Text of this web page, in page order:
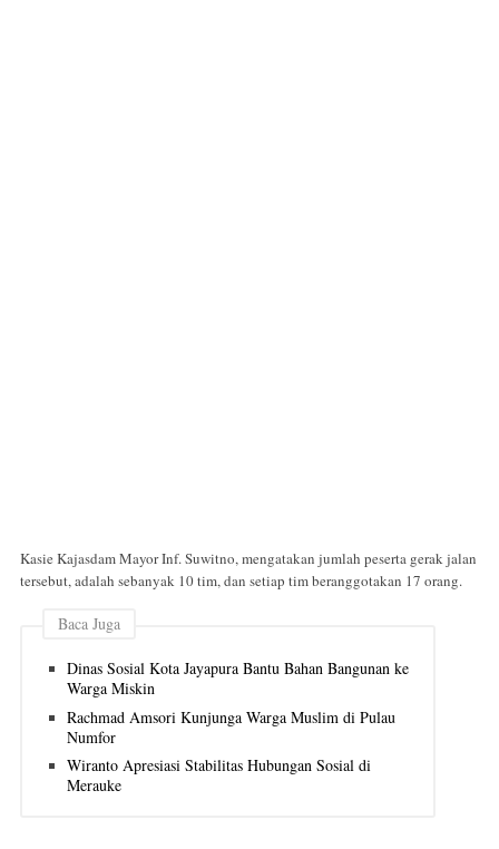
Kasie Kajasdam Mayor Inf. Suwitno, mengatakan jumlah peserta gerak jalan
tersebut, adalah sebanyak 10 tim, dan setiap tim beranggotakan 17 orang.
Baca Juga
Dinas Sosial Kota Jayapura Bantu Bahan Bangunan ke
Warga Miskin
Rachmad Amsori Kunjunga Warga Muslim di Pulau
Numfor
Wiranto Apresiasi Stabilitas Hubungan Sosial di
Merauke